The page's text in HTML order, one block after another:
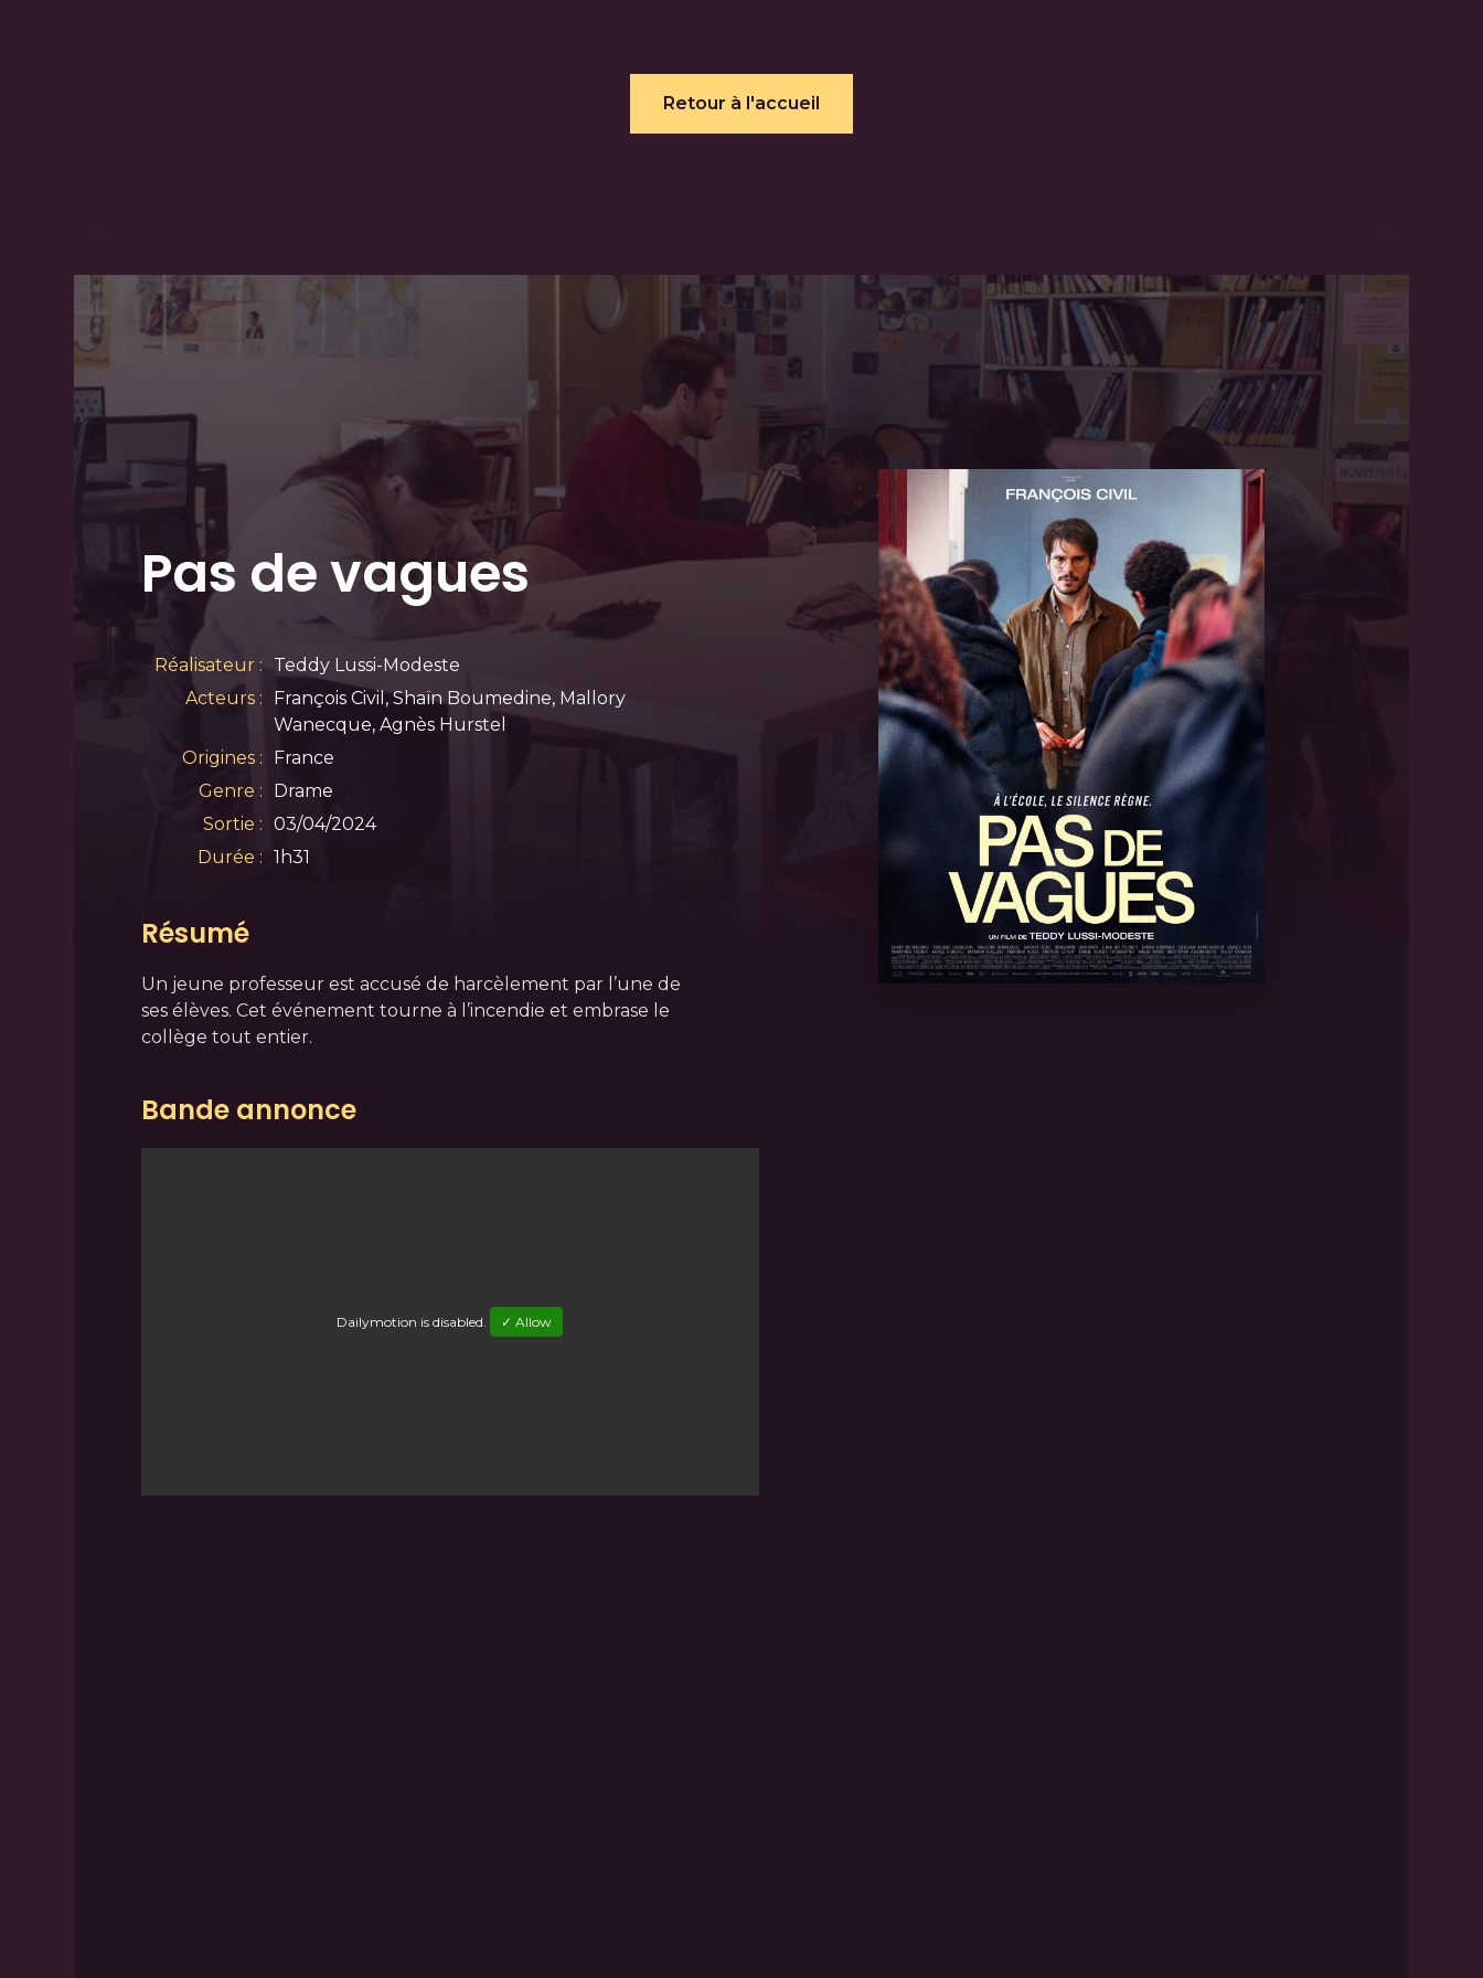
Retour à l'accueil
Pas de vagues
Réalisateur :
Teddy Lussi-Modeste
Acteurs :
François Civil, Shaïn Boumedine, Mallory
Wanecque, Agnès Hurstel
Origines :
France
Genre :
Drame
Sortie : 03/04/2024
Durée : 1h31
Résumé
Un jeune professeur est accusé de harcèlement par l’une de
ses élèves. Cet événement tourne à l’incendie et embrase le
collège tout entier.
Bande annonce
Dailymotion is disabled. ✓ Allow